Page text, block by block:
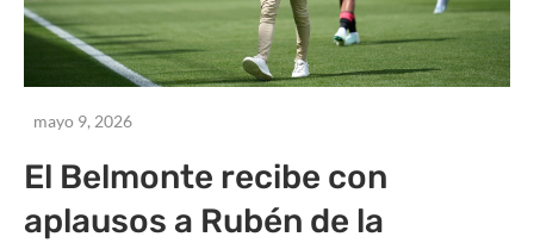
mayo 9, 2026
El Belmonte recibe con
aplausos a Rubén de la